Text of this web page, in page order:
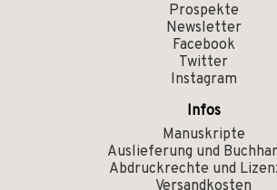
Prospekte
Newsletter
Facebook
Twitter
Instagram
Infos
Manuskripte
Auslieferung und
Abdruckrechte und
Versandkosten